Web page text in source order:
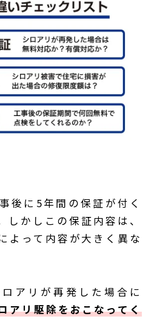
後に5年間の保証が付く
しかしこの保証内容は、
よって内容が大きく異な
アリが再発した場合に
アリ駆除をおこなってく